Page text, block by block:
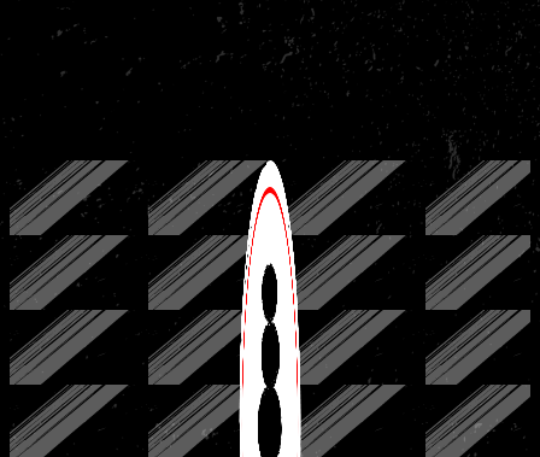
is vooral bekend als officiële leverancier van fitness apparatuur voor
de Olympische en Paralympische spelen.
De producten van Technogym bevatten de nieuwste technologieën
en software zodat er het maximale uit de trainingen gehaald kan